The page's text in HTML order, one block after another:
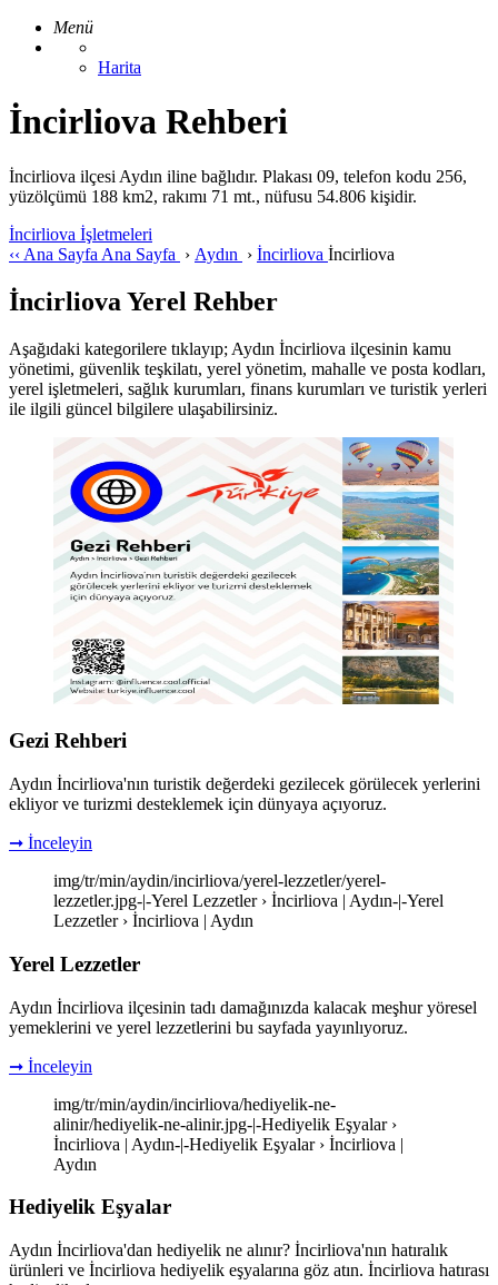
Menü
Harita
İncirliova Rehberi
İncirliova ilçesi Aydın iline bağlıdır. Plakası 09, telefon kodu 256,
yüzölçümü 188 km2, rakımı 71 mt., nüfusu 54.806 kişidir.
İncirliova İşletmeleri
‹‹ Ana Sayfa Ana Sayfa › Aydın › İncirliova İncirliova
İncirliova Yerel Rehber
Aşağıdaki kategorilere tıklayıp; Aydın İncirliova ilçesinin kamu
yönetimi, güvenlik teşkilatı, yerel yönetim, mahalle ve posta kodları,
yerel işletmeleri, sağlık kurumları, finans kurumları ve turistik yerleri
ile ilgili güncel bilgilere ulaşabilirsiniz.
Gezi Rehberi
Aydın İncirliova'nın turistik değerdeki gezilecek görülecek yerlerini
ekliyor ve turizmi desteklemek için dünyaya açıyoruz.
➞ İnceleyin
img/tr/min/aydin/incirliova/yerel-lezzetler/yerel-
lezzetler.jpg-|-Yerel Lezzetler › İncirliova | Aydın-|-Yerel
Lezzetler › İncirliova | Aydın
Yerel Lezzetler
Aydın İncirliova ilçesinin tadı damağınızda kalacak meşhur yöresel
yemeklerini ve yerel lezzetlerini bu sayfada yayınlıyoruz.
➞ İnceleyin
img/tr/min/aydin/incirliova/hediyelik-ne-
alinir/hediyelik-ne-alinir.jpg-|-Hediyelik Eşyalar ›
İncirliova | Aydın-|-Hediyelik Eşyalar › İncirliova |
Aydın
Hediyelik Eşyalar
Aydın İncirliova'dan hediyelik ne alınır? İncirliova'nın hatıralık
ürünleri ve İncirliova hediyelik eşyalarına göz atın. İncirliova hatırası